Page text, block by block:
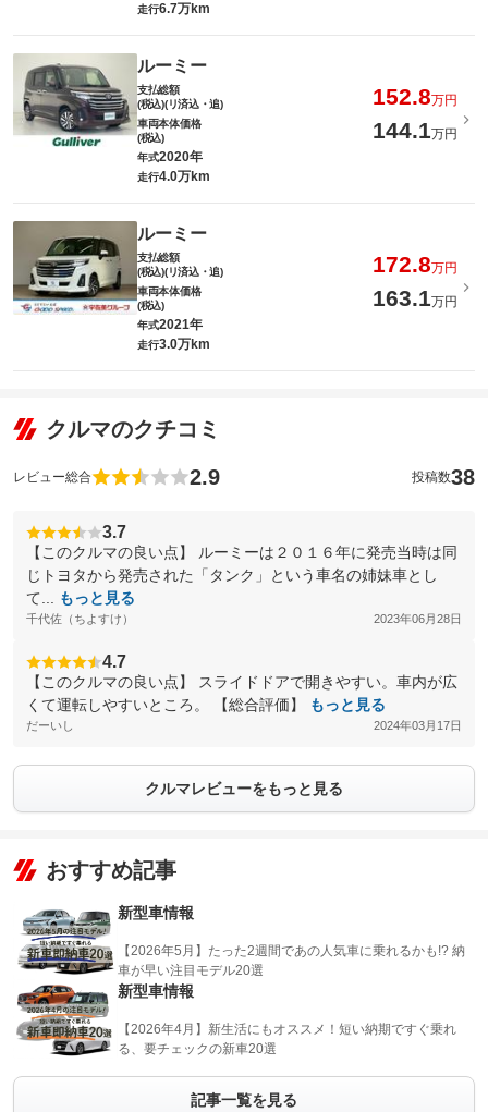
走行6.7万km
ルーミー
支払総額
(税込)(リ済込・追)
152.8万円
車両本体価格
(税込)
144.1万円
年式2020年
走行4.0万km
ルーミー
支払総額
(税込)(リ済込・追)
172.8万円
車両本体価格
(税込)
163.1万円
年式2021年
走行3.0万km
クルマのクチコミ
レビュー総合 2.9 投稿数38
3.7
【このクルマの良い点】 ルーミーは２０１６年に発売当時は同
じトヨタから発売された「タンク」という車名の姉妹車とし
て...
もっと見る
千代佐（ちよすけ） 2023年06月28日
4.7
【このクルマの良い点】 スライドドアで開きやすい。車内が広
くて運転しやすいところ。 【総合評価】
もっと見る
だーいし 2024年03月17日
クルマレビューをもっと見る
おすすめ記事
新型車情報
【2026年5月】たった2週間であの人気車に乗れるかも!? 納
車が早い注目モデル20選
新型車情報
【2026年4月】新生活にもオススメ！短い納期ですぐ乗れ
る、要チェックの新車20選
記事一覧を見る